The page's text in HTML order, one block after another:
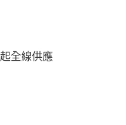
全線供應